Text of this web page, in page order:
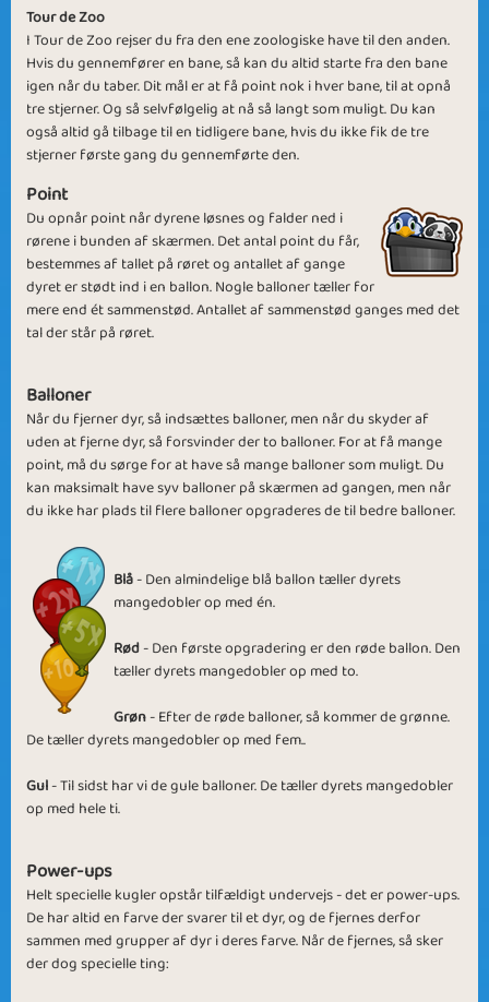
Final Call Snow on the Hill
New Year's
Resolution
For the holidays
Moving Animals Crazy Zoo
Rolling Animals Mega Bubble
Tour de Zoo
Animals on the
Jungle Fever
Tour de Zoo
I Tour de Zoo rejser du fra den ene zoologiske have til den anden.
Hvis du gennemfører en bane, så kan du altid starte fra den bane
igen når du taber. Dit mål er at få point nok i hver bane, til at opnå
tre stjerner. Og så selvfølgelig at nå så langt som muligt. Du kan
også altid gå tilbage til en tidligere bane, hvis du ikke fik de tre
stjerner første gang du gennemførte den.
Point
Du opnår point når dyrene løsnes og falder ned i
rørene i bunden af skærmen. Det antal point du får,
bestemmes af tallet på røret og antallet af gange
dyret er stødt ind i en ballon. Nogle balloner tæller for
mere end ét sammenstød. Antallet af sammenstød ganges med det
tal der står på røret.
Balloner
Når du fjerner dyr, så indsættes balloner, men når du skyder af
uden at fjerne dyr, så forsvinder der to balloner. For at få mange
point, må du sørge for at have så mange balloner som muligt. Du
kan maksimalt have syv balloner på skærmen ad gangen, men når
du ikke har plads til flere balloner opgraderes de til bedre balloner.
Blå- Den almindelige blå ballon tæller dyrets
mangedobler op med én.
Rød- Den første opgradering er den røde ballon. Den
tæller dyrets mangedobler op med to.
Grøn- Efter de røde balloner, så kommer de grønne.
De tæller dyrets mangedobler op med fem..
Gul- Til sidst har vi de gule balloner. De tæller dyrets mangedobler
op med hele ti.
Power-ups
Helt specielle kugler opstår tilfældigt undervejs - det er power-ups.
De har altid en farve der svarer til et dyr, og de fjernes derfor
sammen med grupper af dyr i deres farve. Når de fjernes, så sker
der dog specielle ting: